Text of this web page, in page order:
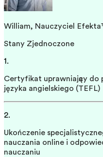
William, Nauczyciel
Stany Zjednoczone
1.
Certyfikat uprawniający do
języka angielskiego (TEFL)
2.
Ukończenie
nauczania online i
nauczaniu